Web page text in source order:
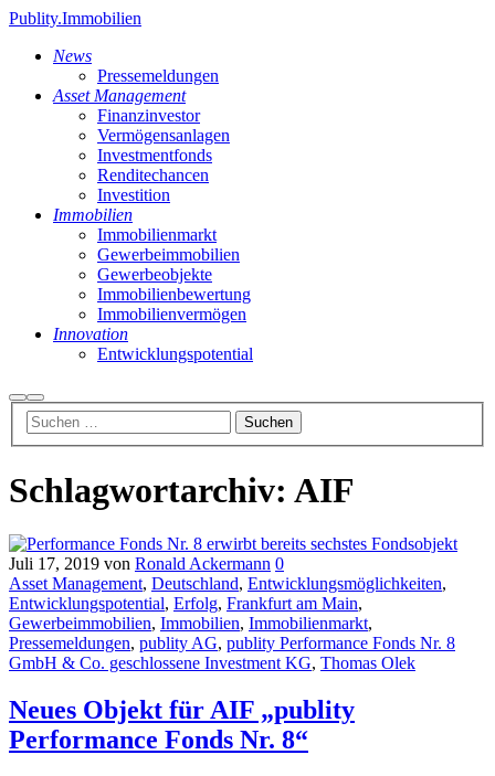
Publity.Immobilien
News
Pressemeldungen
Asset Management
Finanzinvestor
Vermögensanlagen
Investmentfonds
Renditechancen
Investition
Immobilien
Immobilienmarkt
Gewerbeimmobilien
Gewerbeobjekte
Immobilienbewertung
Immobilienvermögen
Innovation
Entwicklungspotential
Suchen
Hauptmenü
Schlagwortarchiv: AIF
Juli 17, 2019 von Ronald Ackermann 0
Asset Management, Deutschland, Entwicklungsmöglichkeiten,
Entwicklungspotential, Erfolg, Frankfurt am Main,
Gewerbeimmobilien, Immobilien, Immobilienmarkt,
Pressemeldungen, publity AG, publity Performance Fonds Nr. 8
GmbH & Co. geschlossene Investment KG, Thomas Olek
Neues Objekt für AIF „publity
Performance Fonds Nr. 8“